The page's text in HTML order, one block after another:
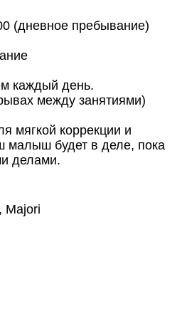
(дневное пребывание)
каждый день.
между занятиями)
мягкой коррекции и
малыш будет в деле, пока
делами.
Majori